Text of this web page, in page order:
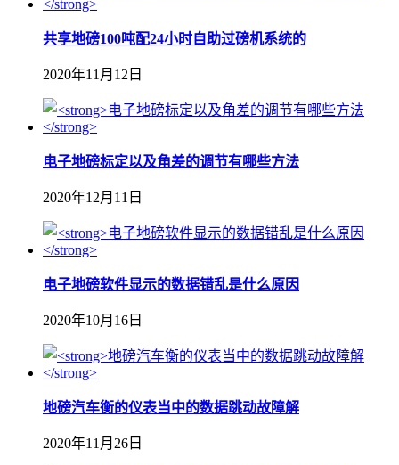
共享地磅100吨配24小时自助过磅机系统的
2020年11月12日
电子地磅标定以及角差的调节有哪些方法
2020年12月11日
电子地磅软件显示的数据错乱是什么原因
2020年10月16日
地磅汽车衡的仪表当中的数据跳动故障解
2020年11月26日